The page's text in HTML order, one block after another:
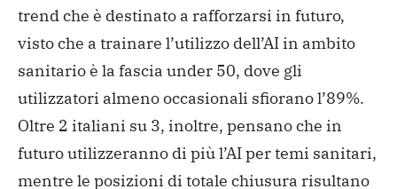
trend che è destinato a rafforzarsi in futuro,
visto che a trainare l’utilizzo dell’AI in ambito
sanitario è la fascia under 50, dove gli
utilizzatori almeno occasionali sfiorano l’89%.
Oltre 2 italiani su 3, inoltre, pensano che in
futuro utilizzeranno di più l’AI per temi sanitari,
mentre le posizioni di totale chiusura risultano